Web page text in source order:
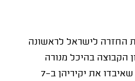
החזרה לישראל לראשונה
הקבוצה בהיכל מנורה
מבטחים משפחות מכביסטיות שאיבדו את יקיריהן ב-7